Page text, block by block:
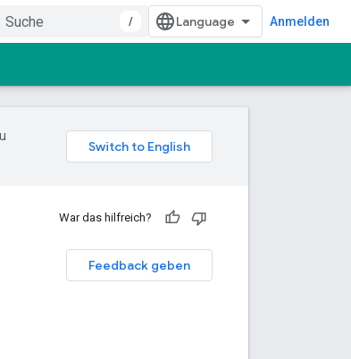
/ Anmelden
War das hilfreich?
Feedback geben